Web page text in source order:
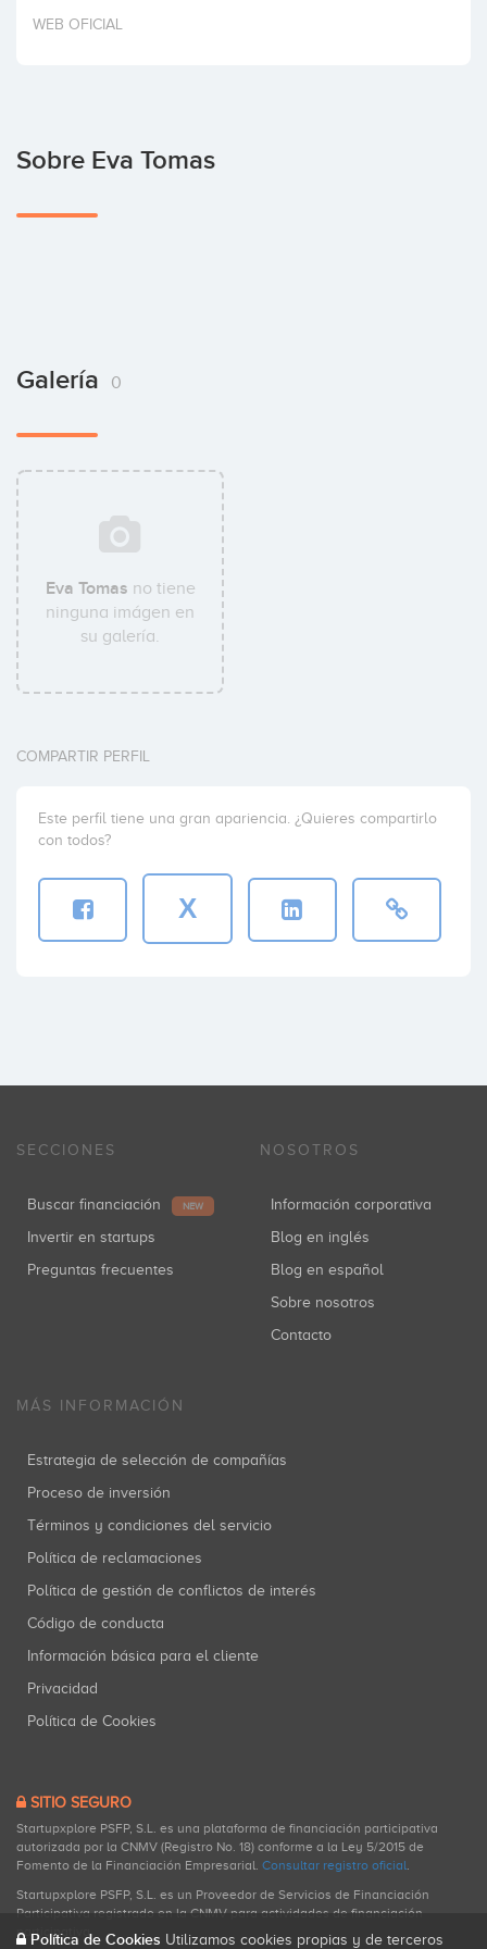
Invertir
WEB OFICIAL
Sobre Eva Tomas
Galería 0
Eva Tomas no tiene
ninguna imágen en
su galería.
COMPARTIR PERFIL
Este perfil tiene una gran apariencia. ¿Quieres compartirlo
con todos?
X
SECCIONES
Buscar financiación NEW
Invertir en startups
Preguntas frecuentes
NOSOTROS
Información corporativa
Blog en inglés
Blog en español
Sobre nosotros
Contacto
MÁS INFORMACIÓN
Estrategia de selección de compañías
Proceso de inversión
Términos y condiciones del servicio
Política de reclamaciones
Política de gestión de conflictos de interés
Código de conducta
Información básica para el cliente
Privacidad
Política de Cookies
SITIO SEGURO
Startupxplore PSFP, S.L. es una plataforma de financiación participativa
autorizada por la CNMV (Registro No. 18) conforme a la Ley 5/2015 de
Fomento de la Financiación Empresarial. Consultar registro oficial.
Startupxplore PSFP, S.L. es un Proveedor de Servicios de Financiación
Participativa registrado en la CNMV para actividades de financiación
participativa.
Política de Cookies Utilizamos cookies propias y de terceros